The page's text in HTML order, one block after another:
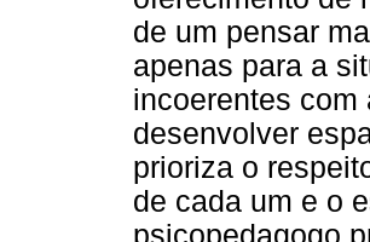
de um pensar
apenas para a
incoerentes
desenvolver
prioriza o
de cada um e o